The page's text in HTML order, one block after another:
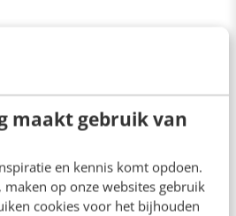
maakt gebruik van
en kennis komt opdoen.
op onze websites gebruik
cookies voor het bijhouden